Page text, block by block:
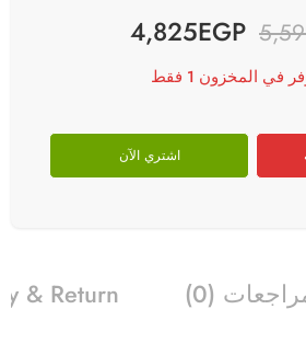
4,825EGP
في المخزون 1 فقط
اشتري الآن
(0)
& Return